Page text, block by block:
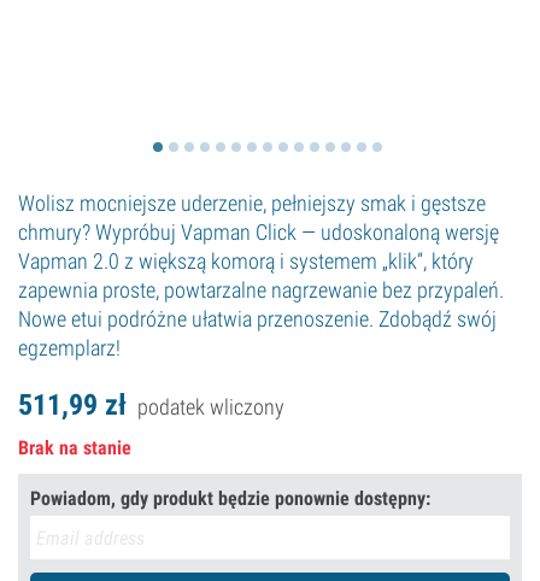
Wolisz mocniejsze uderzenie, pełniejszy smak i gęstsze
chmury? Wypróbuj Vapman Click — udoskonaloną wersję
Vapman 2.0 z większą komorą i systemem „klik”, który
zapewnia proste, powtarzalne nagrzewanie bez przypaleń.
Nowe etui podróżne ułatwia przenoszenie. Zdobądź swój
egzemplarz!
511,99 zł podatek wliczony
Brak na stanie
Powiadom, gdy produkt będzie ponownie dostępny: